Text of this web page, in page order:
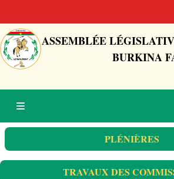
ASSEMBLÉE
BURKINA
PLÉNIÈRES
TRAVAUX DES